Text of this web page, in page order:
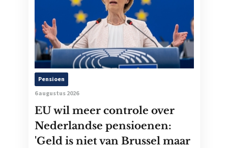
Pensioen
6 augustus 2026
EU wil meer controle over
Nederlandse pensioenen:
'Geld is niet van Brussel maar